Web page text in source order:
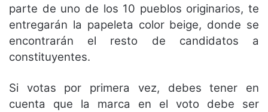
parte de uno de los 10 pueblos originarios, te
entregarán la papeleta color beige, donde se
encontrarán el resto de candidatos a
constituyentes.
Si votas por primera vez, debes tener en
cuenta que la marca en el voto debe ser